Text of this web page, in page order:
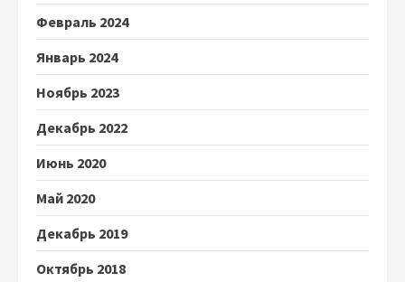
Февраль 2024
Январь 2024
Ноябрь 2023
Декабрь 2022
Июнь 2020
Май 2020
Декабрь 2019
Октябрь 2018